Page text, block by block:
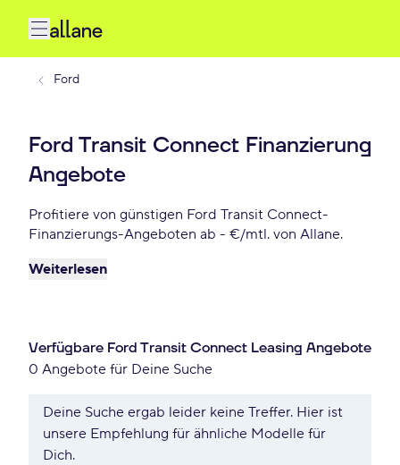
Ford
Ford Transit Connect Finanzierung
Angebote
Profitiere von günstigen Ford Transit Connect-
Finanzierungs-Angeboten ab - €/mtl. von Allane.
Weiterlesen
Verfügbare Ford Transit Connect Leasing Angebote
0 Angebote für Deine Suche
Deine Suche ergab leider keine Treffer. Hier ist
unsere Empfehlung für ähnliche Modelle für
Dich.